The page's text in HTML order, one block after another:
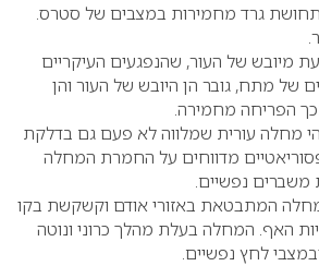
גרד מחמירות במצבים של סטרס.
מיובש של העור, שהנפגעים העיקריים
של מתח, גובר הן היובש של העור והן
הפריחה מחמירה.
מחלה עורית שמלווה לא פעם גם בדלקת
מדווחים על החמרת המחלה
נפשיים.
מחלה המתבטאת באזורי אודם וקשקשת בקו
האף. המחלה בעלת מהלך כרוני ונוטה
לחץ נפשיים.